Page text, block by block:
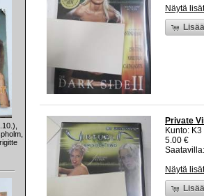
Näytä
Private
Kunto:
5.00 €
Näytä